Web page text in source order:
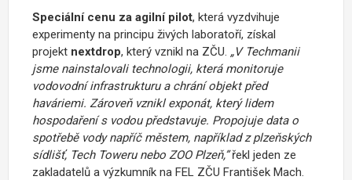
Speciální cenu za agilní pilot, která vyzdvihuje
experimenty na principu živých laboratoří, získal
projekt nextdrop, který vznikl na ZČU. „V Techmanii
jsme nainstalovali technologii, která monitoruje
vodovodní infrastrukturu a chrání objekt před
haváriemi. Zároveň vznikl exponát, který lidem
hospodaření s vodou představuje. Propojuje data o
spotřebě vody napříč městem, například z plzeňských
sídlišť, Tech Toweru nebo ZOO Plzeň,”řekl jeden ze
zakladatelů a výzkumník na FEL ZČU František Mach.